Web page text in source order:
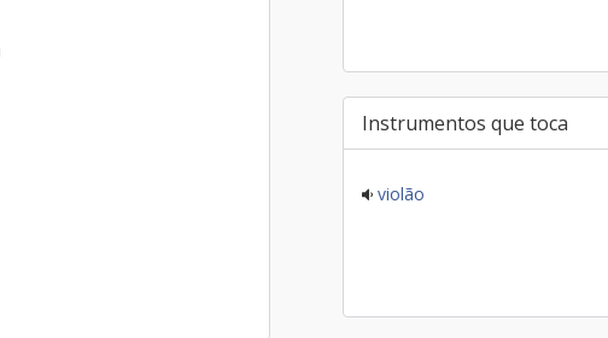
Instrumentos que toca
violão